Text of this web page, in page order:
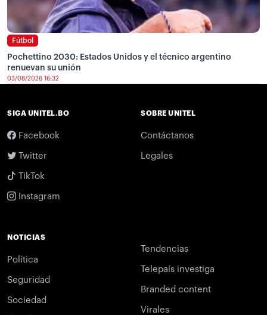
Fútbol
Pochettino 2030: Estados Unidos y el técnico argentino
renuevan su unión
03/08/2026 16:32
SIGA UNITEL.BO
Facebook
Twitter
TikTok
Instagram
SOBRE UNITEL
Contáctanos
Legales
NOTICIAS
Política
Seguridad
Sociedad
Tendencias
Telepaís investiga
Branded content
Virales